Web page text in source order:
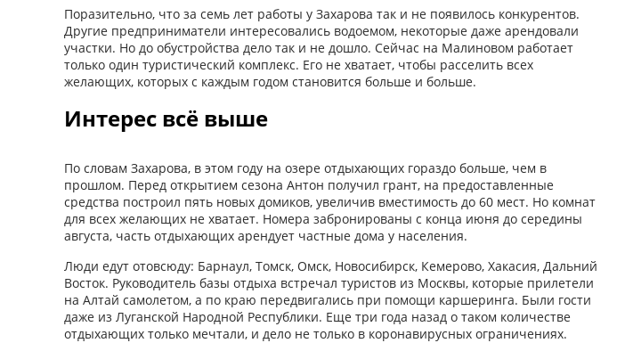
Поразительно, что за семь лет работы у Захарова так и не появилось конкурентов.
Другие предприниматели интересовались водоемом, некоторые даже арендовали
участки. Но до обустройства дело так и не дошло. Сейчас на Малиновом работает
только один туристический комплекс. Его не хватает, чтобы расселить всех
желающих, которых с каждым годом становится больше и больше.
Интерес всё выше
По словам Захарова, в этом году на озере отдыхающих гораздо больше, чем в
прошлом. Перед открытием сезона Антон получил грант, на предоставленные
средства построил пять новых домиков, увеличив вместимость до 60 мест. Но комнат
для всех желающих не хватает. Номера забронированы с конца июня до середины
августа, часть отдыхающих арендует частные дома у населения.
Люди едут отовсюду: Барнаул, Томск, Омск, Новосибирск, Кемерово, Хакасия, Дальний
Восток. Руководитель базы отдыха встречал туристов из Москвы, которые прилетели
на Алтай самолетом, а по краю передвигались при помощи каршеринга. Были гости
даже из Луганской Народной Республики. Еще три года назад о таком количестве
отдыхающих только мечтали, и дело не только в коронавирусных ограничениях.